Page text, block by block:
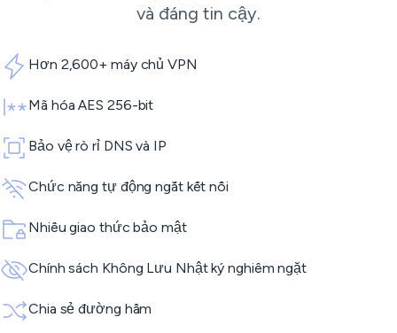
và đáng tin cậy.
Hơn 2,600+ máy chủ VPN
Mã hóa AES 256-bit
Bảo vệ rò rỉ DNS và IP
Chức năng tự động ngắt kết nối
Nhiều giao thức bảo mật
Chính sách Không Lưu Nhật ký nghiêm ngặt
Chia sẻ đường hầm